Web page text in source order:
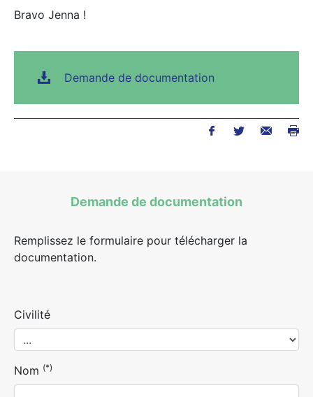
Bravo Jenna !
Demande de documentation
Demande de documentation
Remplissez le formulaire pour télécharger la
documentation.
Civilité
Nom (*)